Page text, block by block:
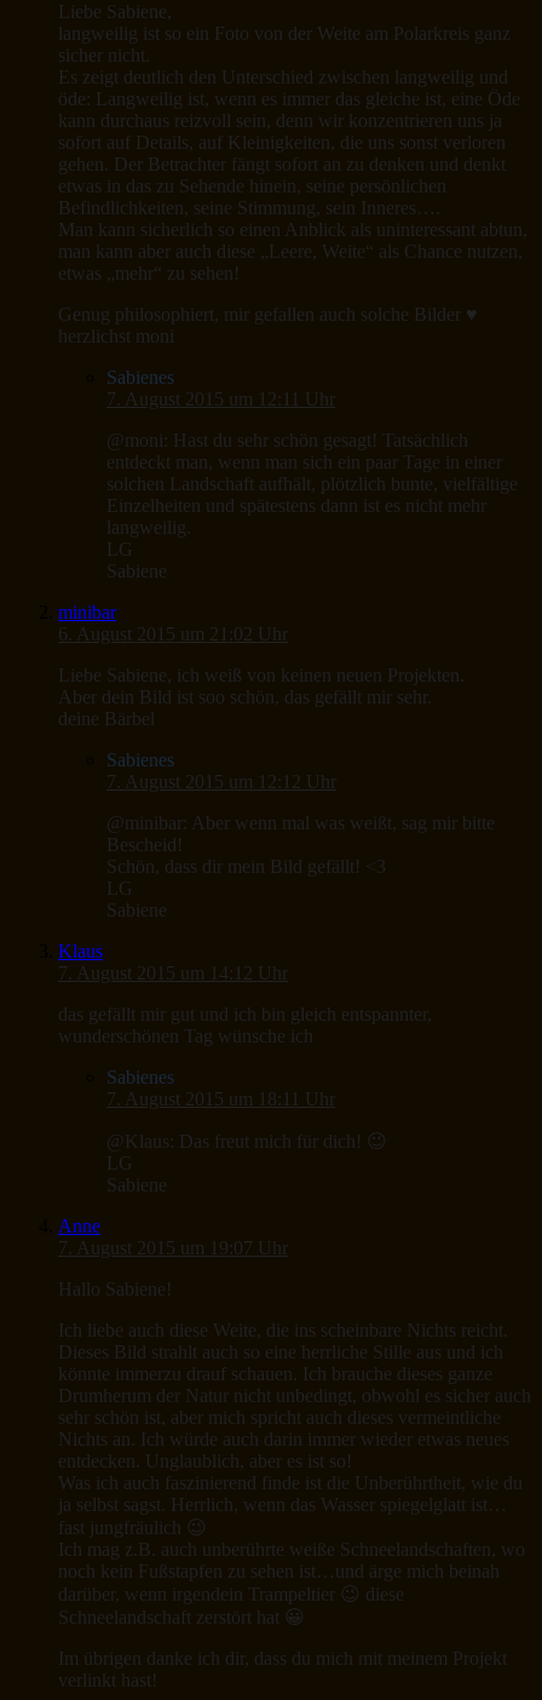
Liebe Sabiene,
langweilig ist so ein Foto von der Weite am Polarkreis ganz
sicher nicht.
Es zeigt deutlich den Unterschied zwischen langweilig und
öde: Langweilig ist, wenn es immer das gleiche ist, eine Öde
kann durchaus reizvoll sein, denn wir konzentrieren uns ja
sofort auf Details, auf Kleinigkeiten, die uns sonst verloren
gehen. Der Betrachter fängt sofort an zu denken und denkt
etwas in das zu Sehende hinein, seine persönlichen
Befindlichkeiten, seine Stimmung, sein Inneres….
Man kann sicherlich so einen Anblick als uninteressant abtun,
man kann aber auch diese „Leere, Weite“ als Chance nutzen,
etwas „mehr“ zu sehen!
Genug philosophiert, mir gefallen auch solche Bilder ♥
herzlichst moni
Sabienes
7. August 2015 um 12:11 Uhr
@moni: Hast du sehr schön gesagt! Tatsächlich
entdeckt man, wenn man sich ein paar Tage in einer
solchen Landschaft aufhält, plötzlich bunte, vielfältige
Einzelheiten und spätestens dann ist es nicht mehr
langweilig.
LG
Sabiene
minibar
6. August 2015 um 21:02 Uhr
Liebe Sabiene, ich weiß von keinen neuen Projekten.
Aber dein Bild ist soo schön, das gefällt mir sehr.
deine Bärbel
Sabienes
7. August 2015 um 12:12 Uhr
@minibar: Aber wenn mal was weißt, sag mir bitte
Bescheid!
Schön, dass dir mein Bild gefällt! <3
LG
Sabiene
Klaus
7. August 2015 um 14:12 Uhr
das gefällt mir gut und ich bin gleich entspannter,
wunderschönen Tag wünsche ich
Sabienes
7. August 2015 um 18:11 Uhr
@Klaus: Das freut mich für dich! 😉
LG
Sabiene
Anne
7. August 2015 um 19:07 Uhr
Hallo Sabiene!
Ich liebe auch diese Weite, die ins scheinbare Nichts reicht.
Dieses Bild strahlt auch so eine herrliche Stille aus und ich
könnte immerzu drauf schauen. Ich brauche dieses ganze
Drumherum der Natur nicht unbedingt, obwohl es sicher auch
sehr schön ist, aber mich spricht auch dieses vermeintliche
Nichts an. Ich würde auch darin immer wieder etwas neues
entdecken. Unglaublich, aber es ist so!
Was ich auch faszinierend finde ist die Unberührtheit, wie du
ja selbst sagst. Herrlich, wenn das Wasser spiegelglatt ist…
fast jungfräulich 😉
Ich mag z.B. auch unberührte weiße Schneelandschaften, wo
noch kein Fußstapfen zu sehen ist…und ärge mich beinah
darüber, wenn irgendein Trampeltier 😉 diese
Schneelandschaft zerstört hat 😀
Im übrigen danke ich dir, dass du mich mit meinem Projekt
verlinkt hast!